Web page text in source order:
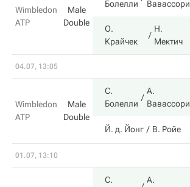
Wimbledon
ATP
Male
Double
Болелли Вавассори
О.
Крайчек
Н.
Мектич
04.07, 13:05
Wimbledon
ATP
Male
Double
С.
Болелли
А.
Вавассори
Й. д. Йонг В. Ройе
01.07, 13:10
С.
А.